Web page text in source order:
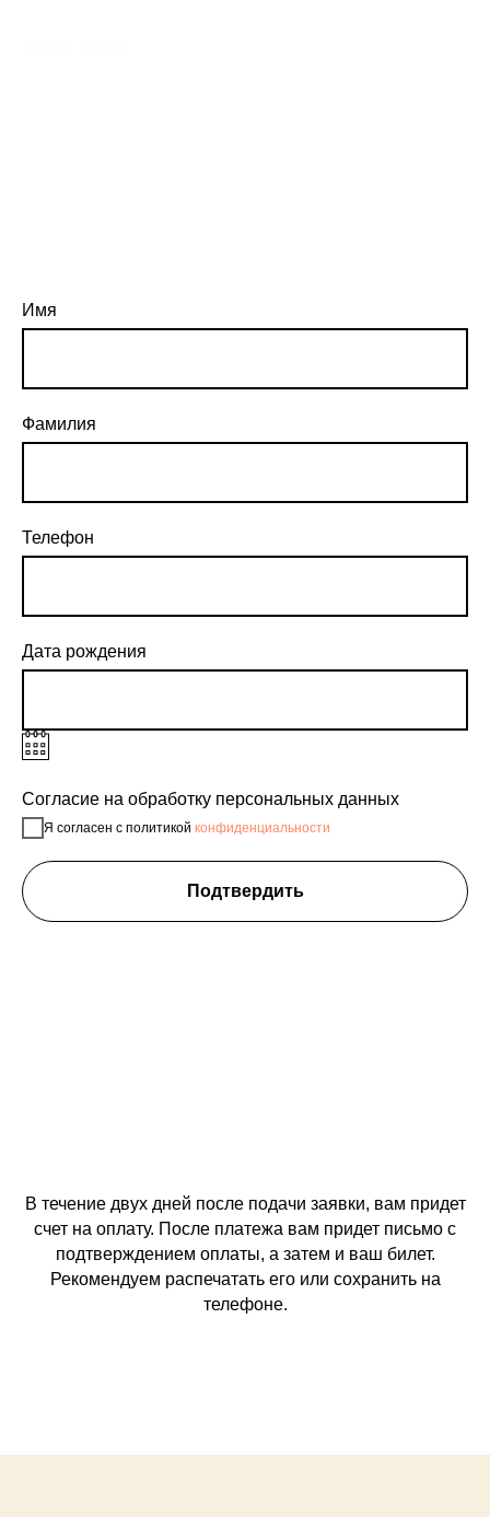
Имя
Фамилия
Телефон
Дата рождения
Согласие на обработку персональных данных
Я согласен с политикой конфиденциальности
Подтвердить
В течение двух дней после подачи заявки, вам придет
счет на оплату. После платежа вам придет письмо с
подтверждением оплаты, а затем и ваш билет.
Рекомендуем распечатать его или сохранить на
телефоне.